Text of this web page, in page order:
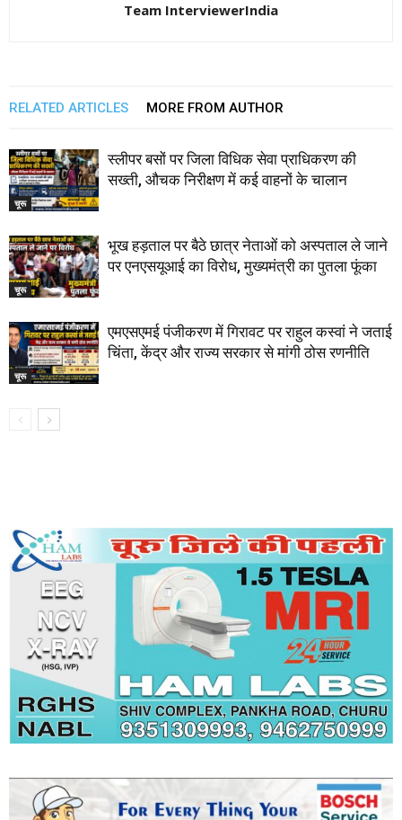
Team InterviewerIndia
RELATED ARTICLES MORE FROM AUTHOR
चूरू
स्लीपर बसों पर जिला विधिक सेवा प्राधिकरण की
सख्ती, औचक निरीक्षण में कई वाहनों के चालान
चूरू
भूख हड़ताल पर बैठे छात्र नेताओं को अस्पताल ले जाने
पर एनएसयूआई का विरोध, मुख्यमंत्री का पुतला फूंका
चूरू
एमएसएमई पंजीकरण में गिरावट पर राहुल कस्वां ने जताई
चिंता, केंद्र और राज्य सरकार से मांगी ठोस रणनीति